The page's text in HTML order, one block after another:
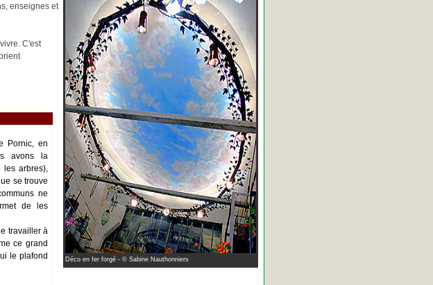
Déco en fer forgé - © Sabine Nauthonniers
enseignes et
C'est
Pornic, en
avons la
les arbres),
se trouve
ne
de les
travailler à
ce grand
le plafond